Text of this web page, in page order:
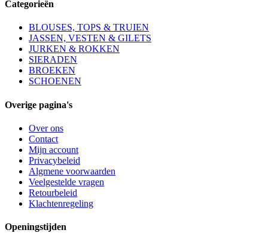
Categorieën
BLOUSES, TOPS & TRUIEN
JASSEN, VESTEN & GILETS
JURKEN & ROKKEN
SIERADEN
BROEKEN
SCHOENEN
Overige pagina's
Over ons
Contact
Mijn account
Privacybeleid
Algmene voorwaarden
Veelgestelde vragen
Retourbeleid
Klachtenregeling
Openingstijden